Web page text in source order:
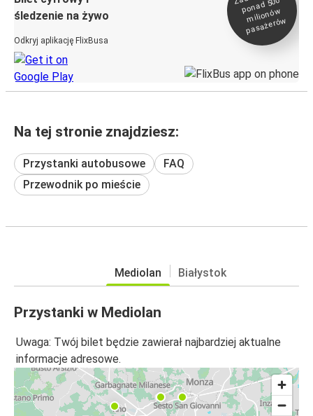
śledzenie na żywo
Odkryj aplikację FlixBusa
ponad 500
w
w
Na tej stronie znajdziesz:
Przystanki autobusowe
FAQ
Przewodnik po mieście
Mediolan Białystok
Przystanki w Mediolan
Uwaga: Twój bilet będzie zawierał najbardziej aktualne
informacje adresowe.